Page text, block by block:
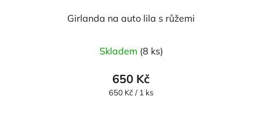
Girlanda na auto lila s růžemi
hodnocení
produktu
je
Skladem (8 ks)
650 Kč
Měrná
650 Kč / 1 ks